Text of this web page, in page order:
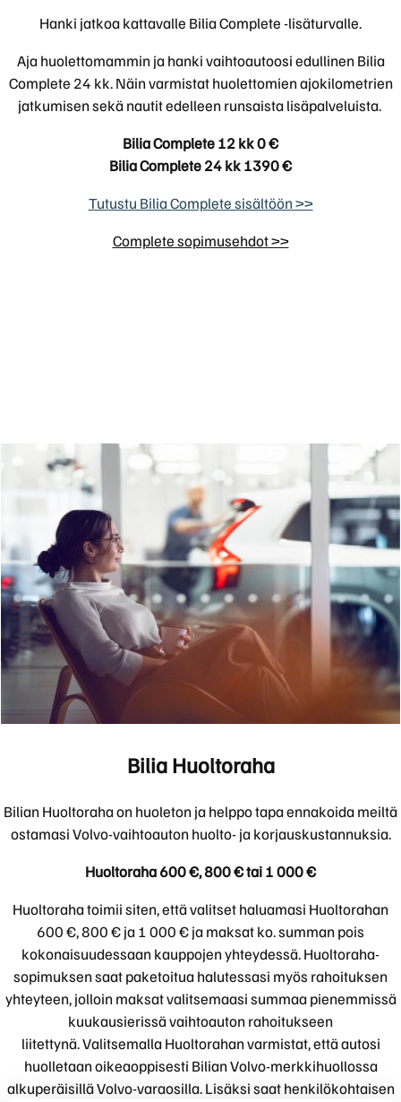
Hanki jatkoa kattavalle Bilia Complete -lisäturvalle.
Aja huolettomammin ja hanki vaihtoautoosi edullinen Bilia
Complete 24 kk. Näin varmistat huolettomien ajokilometrien
jatkumisen sekä nautit edelleen runsaista lisäpalveluista.
Bilia Complete 12 kk0 €
Bilia Complete 24 kk 1390 €
Tutustu Bilia Complete sisältöön >>
Complete sopimusehdot >>
Bilia Huoltoraha
Bilian Huoltoraha on huoleton ja helppo tapa ennakoida meiltä
ostamasi Volvo-vaihtoauton huolto- ja korjauskustannuksia.
Huoltoraha 600 €, 800 € tai 1 000 €
Huoltoraha toimii siten, että valitset haluamasi Huoltorahan
600 €, 800 € ja 1 000 € ja maksat ko. summan pois
kokonaisuudessaan kauppojen yhteydessä. Huoltoraha-
sopimuksen saat paketoitua halutessasi myös rahoituksen
yhteyteen, jolloin maksat valitsemaasi summaa pienemmissä
kuukausierissä vaihtoauton rahoitukseen
liitettynä. Valitsemalla Huoltorahan varmistat, että autosi
huolletaan oikeaoppisesti Bilian Volvo-merkkihuollossa
alkuperäisillä Volvo-varaosilla. Lisäksi saat henkilökohtaisen